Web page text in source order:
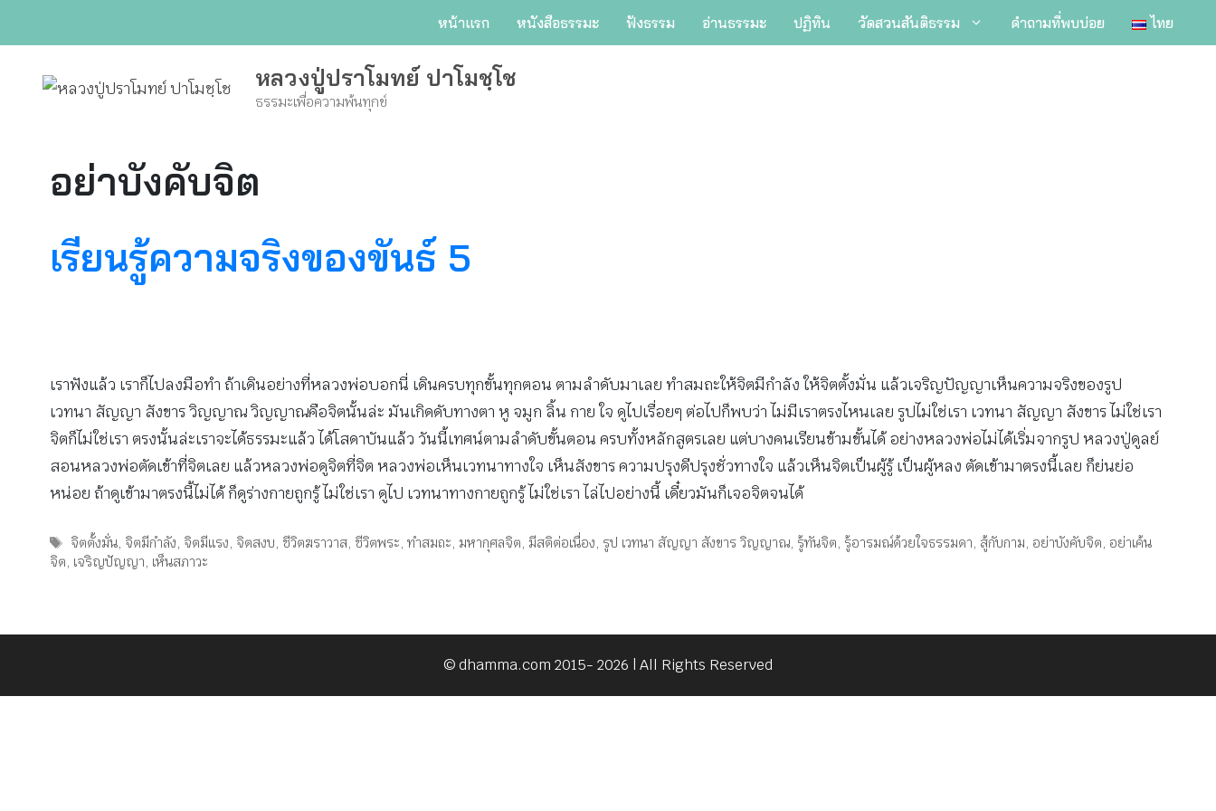
หน้าแรก หนังสือธรรมะ ฟังธรรม อ่านธรรมะ ปฏิทิน วัดสวนสันติธรรม คำถามที่พบบ่อย ไทย
หลวงปู่ปราโมทย์ ปาโมชฺโช
ธรรมะเพื่อความพ้นทุกข์
อย่าบังคับจิต
เรียนรู้ความจริงของขันธ์ 5
เราฟังแล้ว เราก็ไปลงมือทำ ถ้าเดินอย่างที่หลวงพ่อบอกนี่ เดินครบทุกขั้นทุกตอน ตามลำดับมาเลย ทำสมถะให้จิตมีกำลัง ให้จิตตั้งมั่น แล้วเจริญปัญญาเห็นความจริงของรูป
เวทนา สัญญา สังขาร วิญญาณ วิญญาณคือจิตนั้นล่ะ มันเกิดดับทางตา หู จมูก ลิ้น กาย ใจ ดูไปเรื่อยๆ ต่อไปก็พบว่า ไม่มีเราตรงไหนเลย รูปไม่ใช่เรา เวทนา สัญญา สังขาร ไม่ใช่เรา
จิตก็ไม่ใช่เรา ตรงนั้นล่ะเราจะได้ธรรมะแล้ว ได้โสดาบันแล้ว วันนี้เทศน์ตามลำดับขั้นตอน ครบทั้งหลักสูตรเลย แต่บางคนเรียนข้ามขั้นได้ อย่างหลวงพ่อไม่ได้เริ่มจากรูป หลวงปู่ดูลย์
สอนหลวงพ่อตัดเข้าที่จิตเลย แล้วหลวงพ่อดูจิตที่จิต หลวงพ่อเห็นเวทนาทางใจ เห็นสังขาร ความปรุงดีปรุงชั่วทางใจ แล้วเห็นจิตเป็นผู้รู้ เป็นผู้หลง ตัดเข้ามาตรงนี้เลย ก็ย่นย่อ
หน่อย ถ้าดูเข้ามาตรงนี้ไม่ได้ ก็ดูร่างกายถูกรู้ ไม่ใช่เรา ดูไป เวทนาทางกายถูกรู้ ไม่ใช่เรา ไล่ไปอย่างนี้ เดี๋ยวมันก็เจอจิตจนได้
Tags
จิตตั้งมั่น, จิตมีกำลัง, จิตมีแรง, จิตสงบ, ชีวิตฆราวาส, ชีวิตพระ,ทำสมถะ, มหากุศลจิต, มีสติต่อเนื่อง, รูป เวทนา สัญญา สังขาร วิญญาณ, รู้ทันจิต, รู้อารมณ์ด้วยใจธรรมดา, สู้กับกาม, อย่าบังคับจิต, อย่าเค้น
จิต, เจริญปัญญา, เห็นสภาวะ
© dhamma.com 2015- 2026 | All Rights Reserved